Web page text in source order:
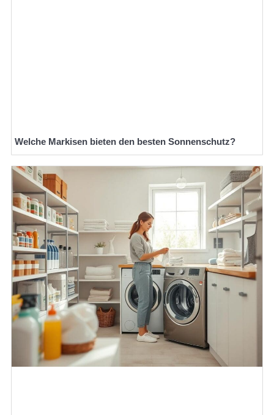
Welche Markisen bieten den besten Sonnenschutz?